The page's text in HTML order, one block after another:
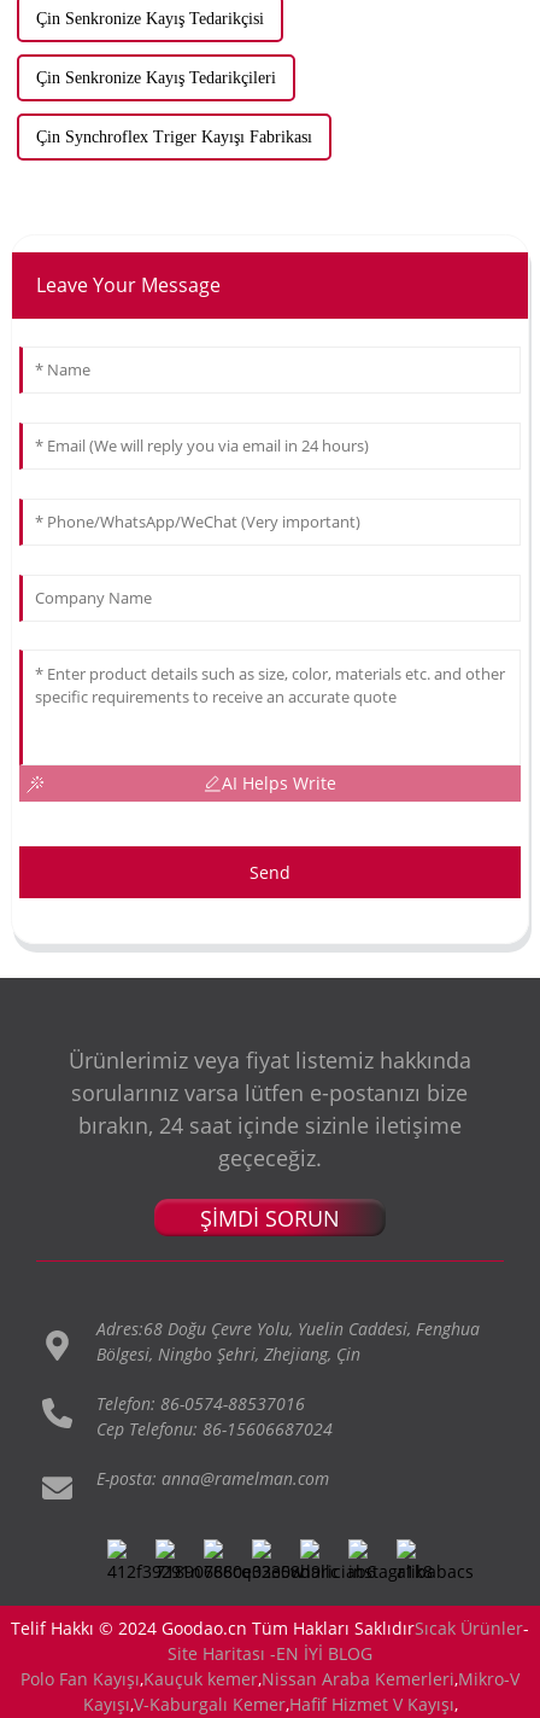
Çin Senkronize Kayış Tedarikçisi
Çin Senkronize Kayış Tedarikçileri
Çin Synchroflex Triger Kayışı Fabrikası
Leave Your Message
AI Helps Write
Send
Ürünlerimiz veya fiyat listemiz hakkında
sorularınız varsa lütfen e-postanızı bize
bırakın, 24 saat içinde sizinle iletişime
geçeceğiz.
ŞİMDİ SORUN
Adres:68 Doğu Çevre Yolu, Yuelin Caddesi, Fenghua
Bölgesi, Ningbo Şehri, Zhejiang, Çin
Telefon: 86-0574-88537016
Cep Telefonu: 86-15606687024
E-posta: anna@ramelman.com
Telif Hakkı © 2024 Goodao.cn Tüm Hakları SaklıdırSıcak Ürünler-
Site Haritası -EN İYİ BLOG
Polo Fan Kayışı,Kauçuk kemer,Nissan Araba Kemerleri,Mikro-V
Kayışı,V-Kaburgalı Kemer,Hafif Hizmet V Kayışı,